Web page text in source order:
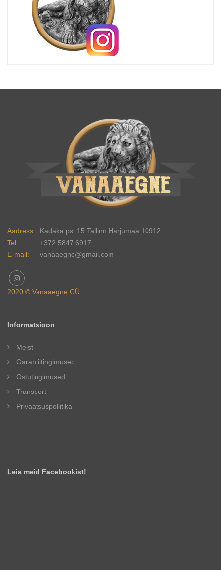
Aadress:
Kadaka pst 15 Tallinn Harjumaa 10912
Tel:
+372 5847 6917
E-mail:
vanaaegne@gmail.com
2020 © Vanaaegne OÜ
Informatsioon
Meist
Garantiitingimused
Ostutingimused
Transport
Privaatsuspoliitika
Leia meid Facebookist!